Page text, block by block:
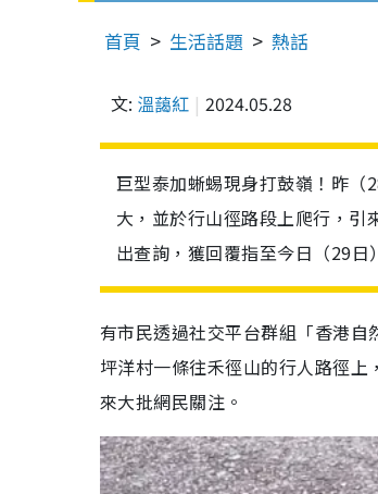
首頁 生活話題 熱話
文: 溫藹紅 2024.05.28
巨型泰加蜥蜴現身打鼓嶺！昨（
大，並於行山徑路段上爬行，引
出查詢，獲回覆指至今日（29日
有市民透過社交平台群組「香港
坪洋村一條往禾徑山的行人路徑
來大批網民關注。